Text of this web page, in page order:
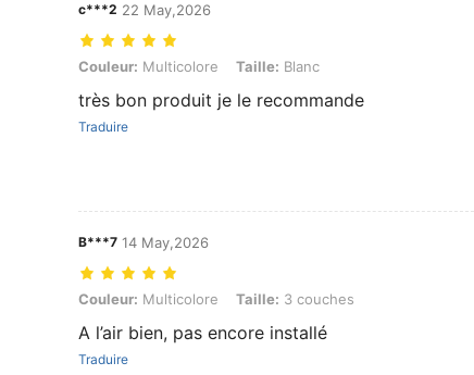
c***2 22 May,2026
Couleur: Multicolore, Taille: Blanc
Couleur: Multicolore Taille: Blanc
très bon produit je le recommande
Traduire
B***7 14 May,2026
Couleur: Multicolore, Taille: 3 couches
Couleur: Multicolore Taille: 3 couches
A l’air bien, pas encore installé
Traduire